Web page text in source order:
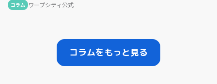
コラム ワープシティ公式
コラムをもっと見る